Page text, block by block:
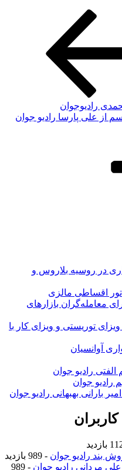
رادیوجوان
از علی پارسا رادیو جوان
در روسیه بلاروس و
تور اقساطی مالزی
معامله‌گران بازارهای
توریستی و ویزای کار با
آوانسیان
الفتی رادیو جوان
رادیو جوان
بارانی بهبهانی رادیو جوان
بند رادیو جوان - 989 بازدید
علی مردانی رادیو جوان
- 989